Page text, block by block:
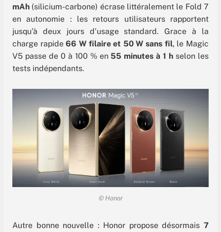
mAh (silicium-carbone) écrase littéralement le Fold 7
en autonomie : les retours utilisateurs rapportent
jusqu’à deux jours d’usage standard. Grace à la
charge rapide66 W filaire et 50 W sans fil, le Magic
V5 passe de 0 à 100 % en 55 minutes à 1 h selon les
tests indépendants.
© Honor
Autre bonne nouvelle : Honor propose désormais 7